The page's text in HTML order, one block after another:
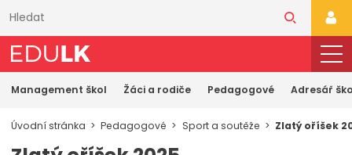
obsahu
Management škol Žáci a rodiče Pedagogové Adresář
Úvodní stránka Pedagogové Sport a soutěže Zlatý oříšek